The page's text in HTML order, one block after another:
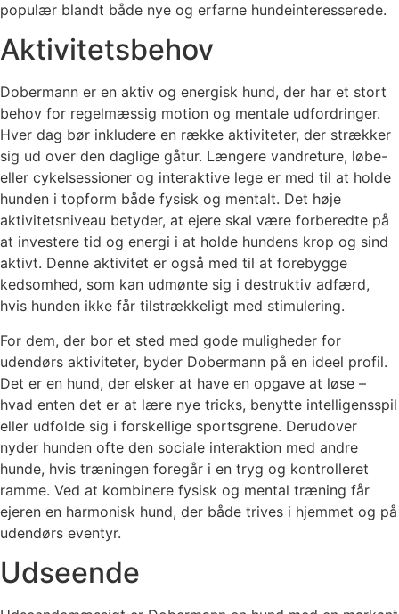
populær blandt både nye og erfarne hundeinteresserede.
Aktivitetsbehov
Dobermann er en aktiv og energisk hund, der har et stort
behov for regelmæssig motion og mentale udfordringer.
Hver dag bør inkludere en række aktiviteter, der strækker
sig ud over den daglige gåtur. Længere vandreture, løbe-
eller cykelsessioner og interaktive lege er med til at holde
hunden i topform både fysisk og mentalt. Det høje
aktivitetsniveau betyder, at ejere skal være forberedte på
at investere tid og energi i at holde hundens krop og sind
aktivt. Denne aktivitet er også med til at forebygge
kedsomhed, som kan udmønte sig i destruktiv adfærd,
hvis hunden ikke får tilstrækkeligt med stimulering.
For dem, der bor et sted med gode muligheder for
udendørs aktiviteter, byder Dobermann på en ideel profil.
Det er en hund, der elsker at have en opgave at løse –
hvad enten det er at lære nye tricks, benytte intelligensspil
eller udfolde sig i forskellige sportsgrene. Derudover
nyder hunden ofte den sociale interaktion med andre
hunde, hvis træningen foregår i en tryg og kontrolleret
ramme. Ved at kombinere fysisk og mental træning får
ejeren en harmonisk hund, der både trives i hjemmet og på
udendørs eventyr.
Udseende